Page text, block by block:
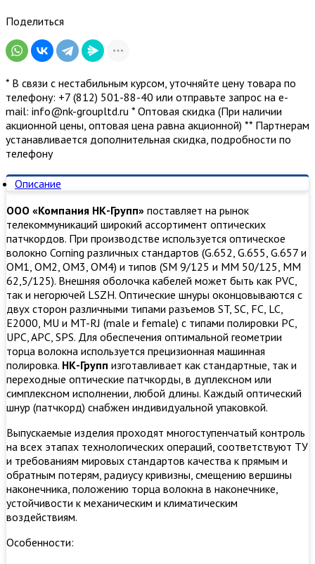
Поделиться
* В связи с нестабильным курсом, уточняйте цену товара по
телефону: +7 (812) 501-88-40 или отправьте запрос на е-
mail: info@nk-groupltd.ru * Оптовая скидка (При наличии
акционной цены, оптовая цена равна акционной) ** Партнерам
устанавливается дополнительная скидка, подробности по
телефону
Описание
ООО «Компания НК-Групп» поставляет на рынок
телекоммуникаций широкий ассортимент оптических
патчкордов. При производстве используется оптическое
волокно Corning различных стандартов (G.652, G.655, G.657 и
OM1, OM2, OM3, ОМ4) и типов (SM 9/125 и MM 50/125, MM
62,5/125). Внешняя оболочка кабелей может быть как PVC,
так и негорючей LSZH. Оптические шнуры оконцовываются с
двух сторон различными типами разъемов ST, SC, FC, LC,
E2000, MU и MT-RJ (male и female) с типами полировки PC,
UPC, APC, SPS. Для обеспечения оптимальной геометрии
торца волокна используется прецизионная машинная
полировка. НК-Групп изготавливает как стандартные, так и
переходные оптические патчкорды, в дуплексном или
симплексном исполнении, любой длины. Каждый оптический
шнур (патчкорд) снабжен индивидуальной упаковкой.
Выпускаемые изделия проходят многоступенчатый контроль
на всех этапах технологических операций, соответствуют ТУ
и требованиям мировых стандартов качества к прямым и
обратным потерям, радиусу кривизны, смещению вершины
наконечника, положению торца волокна в наконечнике,
устойчивости к механическим и климатическим
воздействиям.
Особенности: